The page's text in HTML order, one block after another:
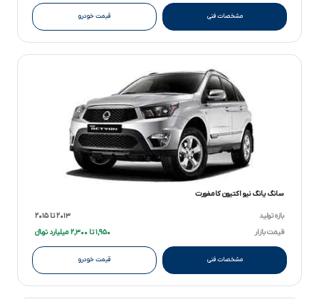
مشخصات فنی قیمت خودرو
سانگ یانگ نیو اکتیون کامفورت
بازه تولید
۲۰۱۳ تا ۲۰۱۵
قیمت بازار
۱,۹۵۰ تا ۲,۳۰۰ میلیارد تومانءءء
مشخصات فنی قیمت خودرو